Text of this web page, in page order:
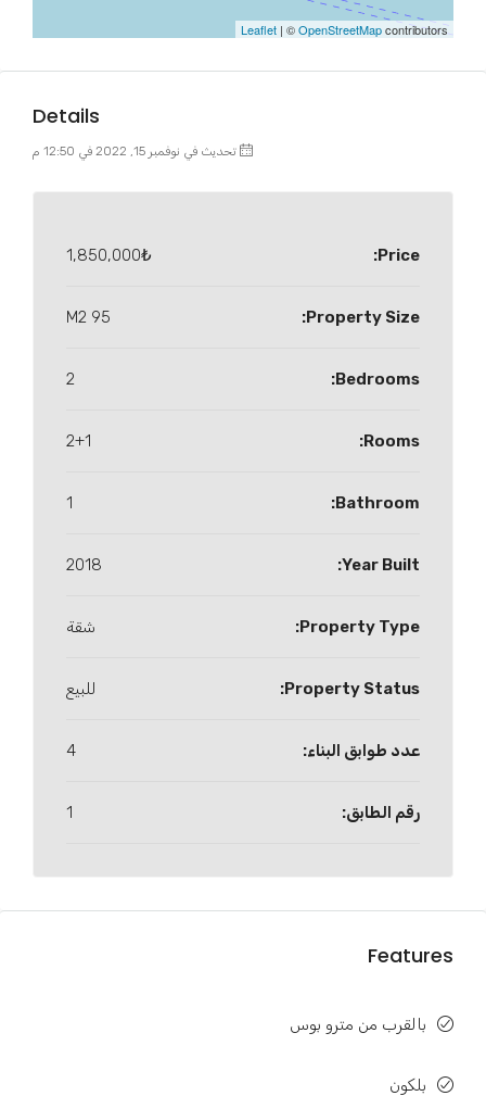
Leaflet | ©OpenStreetMapcontributors
Details
تحديث في نوفمبر 15, 2022 في 12:50 م
Price:
1,850,000₺
Property Size:
95 M2
Bedrooms:
2
Rooms:
2+1
Bathroom:
1
Year Built:
2018
Property Type: شقة
Property Status: للبيع
عدد طوابق البناء: 4
رقم الطابق: 1
Features
بالقرب من مترو بوس
بلكون